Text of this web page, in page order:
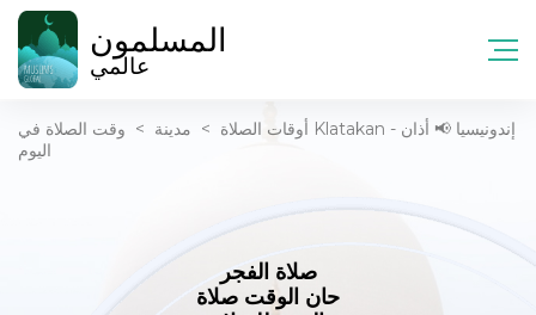
المسلمون
عالمي
أوقات الصلاة > مدينة > وقت الصلاة في Klatakan - إندونيسيا 📢 أذان
اليوم
صلاة الفجر
حان الوقت صلاة